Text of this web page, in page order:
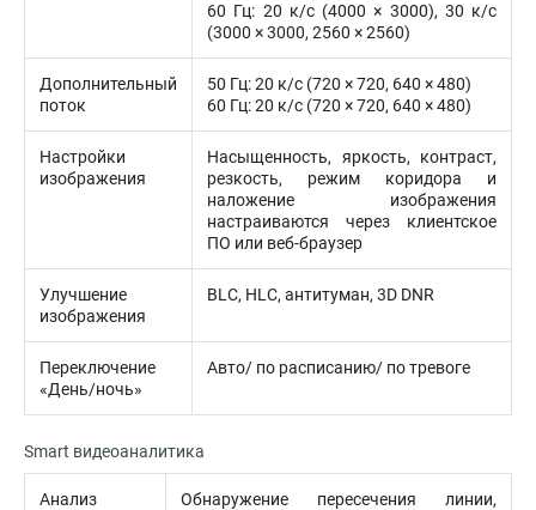
60 Гц: 20 к/с (4000 × 3000), 30 к/с
(3000 × 3000, 2560 × 2560)
Дополнительный
поток
50 Гц: 20 к/с (720 × 720, 640 × 480)
60 Гц: 20 к/с (720 × 720, 640 × 480)
Настройки
изображения
Насыщенность, яркость, контраст,
резкость, режим коридора и
наложение изображения
настраиваются через клиентское
ПО или веб-браузер
Улучшение
изображения
BLC, HLC, антитуман, 3D DNR
Переключение
«День/ночь»
Авто/ по расписанию/ по тревоге
Smart видеоаналитика
Анализ
Обнаружение пересечения линии,